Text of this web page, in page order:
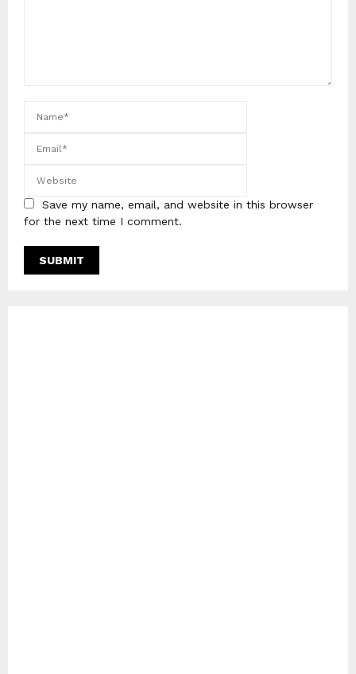
Save my name, email, and website in this browser
for the next time I comment.